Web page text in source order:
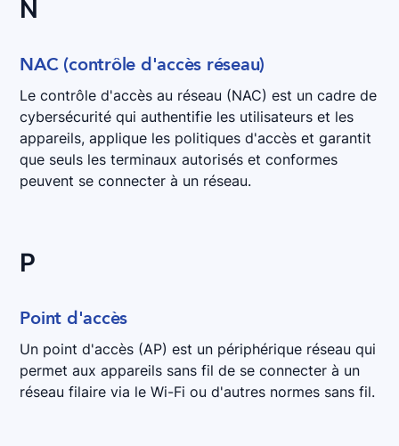
N
NAC (contrôle d'accès réseau)
Le contrôle d'accès au réseau (NAC) est un cadre de
cybersécurité qui authentifie les utilisateurs et les
appareils, applique les politiques d'accès et garantit
que seuls les terminaux autorisés et conformes
peuvent se connecter à un réseau.
P
Point d'accès
Un point d'accès (AP) est un périphérique réseau qui
permet aux appareils sans fil de se connecter à un
réseau filaire via le Wi-Fi ou d'autres normes sans fil.